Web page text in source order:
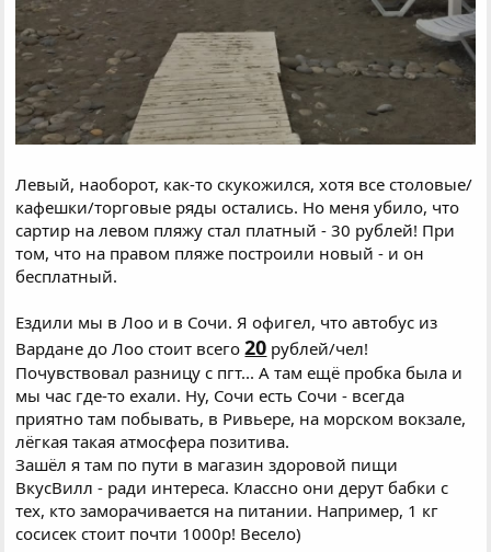
Левый, наоборот, как-то скукожился, хотя все столовые/
кафешки/торговые ряды остались. Но меня убило, что
сартир на левом пляжу стал платный - 30 рублей! При
том, что на правом пляже построили новый - и он
бесплатный.
Ездили мы в Лоо и в Сочи. Я офигел, что автобус из
Вардане до Лоо стоит всего20 рублей/чел!
Почувствовал разницу с пгт... А там ещё пробка была и
мы час где-то ехали. Ну, Сочи есть Сочи - всегда
приятно там побывать, в Ривьере, на морском вокзале,
лёгкая такая атмосфера позитива.
Зашёл я там по пути в магазин здоровой пищи
ВкусВилл - ради интереса. Классно они дерут бабки с
тех, кто заморачивается на питании. Например, 1 кг
сосисек стоит почти 1000р! Весело)